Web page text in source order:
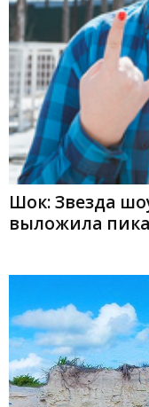
Шок: Звезда
выложила